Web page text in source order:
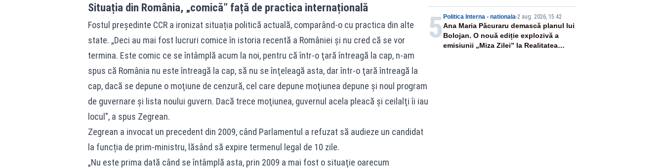
Situația din România, „comică” față de practica internațională
Fostul președinte CCR a ironizat situația politică actuală, comparând-o cu practica din alte
state. „Deci au mai fost lucruri comice în istoria recentă a României şi nu cred că se vor
termina. Este comic ce se întâmplă acum la noi, pentru că într-o ţară întreagă la cap, n-am
spus că România nu este întreagă la cap, să nu se înţeleagă asta, dar într-o ţară întreagă la
cap, dacă se depune o moţiune de cenzură, cel care depune moţiunea depune şi noul program
de guvernare şi lista noului guvern. Dacă trece moţiunea, guvernul acela pleacă şi ceilalţi îi iau
locul", a spus Zegrean.
Zegrean a invocat un precedent din 2009, când Parlamentul a refuzat să audieze un candidat
la funcția de prim-ministru, lăsând să expire termenul legal de 10 zile.
„Nu este prima dată când se întâmplă asta, prin 2009 a mai fost o situaţie oarecum
5 Politica Interna - nationala-2 aug. 2026, 15:42
Ana Maria Păcuraru demască planul lui
Bolojan. O nouă ediție explozivă a
emisiunii „Miza Zilei” la Realitatea